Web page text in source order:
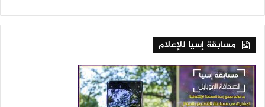
مسابقة إسيا للإعلام